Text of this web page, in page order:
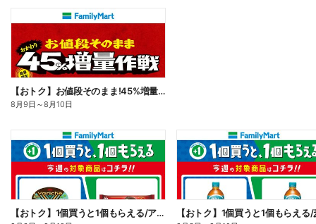
【おトク】お値段そのまま!45%増量作戦!
8月9日 ～8月10日
【おトク】1個買うと1個もらえる/アイス 【おトク】1個買うと1個もらえる